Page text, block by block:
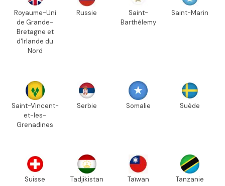
Royaume-Uni
de Grande-
Bretagne et
d'Irlande du
Nord
Russie
Saint-
Barthélemy
Saint-Marin
Saint-Vincent-
et-les-
Grenadines
Serbie Somalie Suède
Suisse Tadjikistan Taïwan Tanzanie